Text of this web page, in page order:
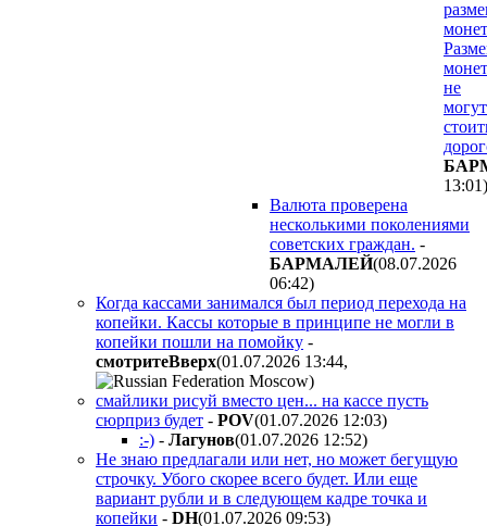
не
могут
13:01)
Валюта проверена
несколькими поколениями
советских граждан. -
БAPMAЛEЙ(08.07.2026
06:42)
Когда кассами занимался был период перехода на
копейки. Кассы которые в принципе не могли в
копейки пошли на помойку -
cмoтpитeBвepx(01.07.2026 13:44,
)
смайлики рисуй вместо цен... на кассе пусть
сюрприз будет - POV(01.07.2026 12:03)
:-) - Лaгyнoв(01.07.2026 12:52)
Не знаю предлагали или нет, но может бегущую
строчку. Убого скорее всего будет. Или еще
вариант рубли и в следующем кадре точка и
копейки - DH(01.07.2026 09:53)